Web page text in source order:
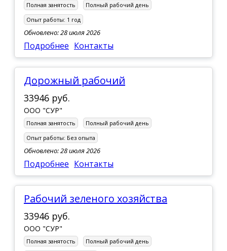
Полная занятость
Полный рабочий день
Опыт работы: 1 год
Обновлено: 28 июля 2026
Подробнее Контакты
Дорожный рабочий
33946 руб.
ООО "СУР"
Полная занятость
Полный рабочий день
Опыт работы: Без опыта
Обновлено: 28 июля 2026
Подробнее Контакты
Рабочий зеленого хозяйства
33946 руб.
ООО "СУР"
Полная занятость
Полный рабочий день